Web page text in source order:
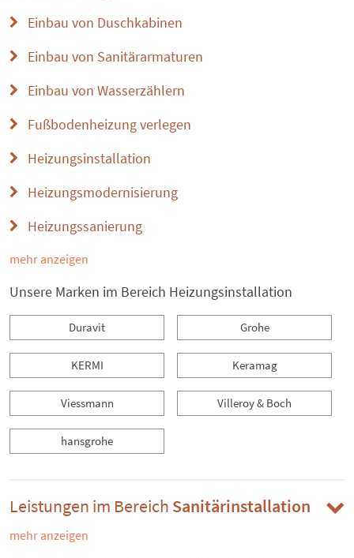
Einbau von Duschkabinen
Einbau von Sanitärarmaturen
Einbau von Wasserzählern
Fußbodenheizung verlegen
Heizungsinstallation
Heizungsmodernisierung
Heizungssanierung
mehr anzeigen
Unsere Marken im Bereich Heizungsinstallation
Duravit Grohe
KERMI Keramag
Viessmann Villeroy & Boch
hansgrohe
Leistungen im Bereich Sanitärinstallation
mehr anzeigen